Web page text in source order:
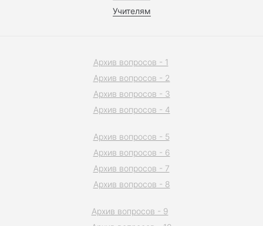
Учителям
Архив вопросов - 1
Архив вопросов - 2
Архив вопросов - 3
Архив вопросов - 4
Архив вопросов - 5
Архив вопросов - 6
Архив вопросов - 7
Архив вопросов - 8
Архив вопросов - 9